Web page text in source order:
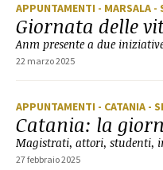
APPUNTAMENTI - MARSALA -
Giornata delle
Anm presente a due
22 marzo 2025
APPUNTAMENTI - CATANIA -
Catania: la
Magistrati, attori, studenti,
27 febbraio 2025